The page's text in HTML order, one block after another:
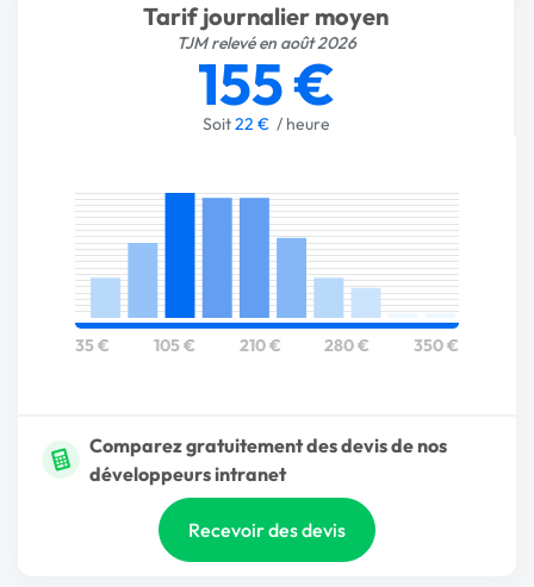
Tarif journalier moyen
TJM relevé en août 2026
155 €
Soit22 € / heure
35 € 105 € 210 € 280 € 350 €
Comparez gratuitement des devis de nos
développeurs intranet
Recevoir des devis